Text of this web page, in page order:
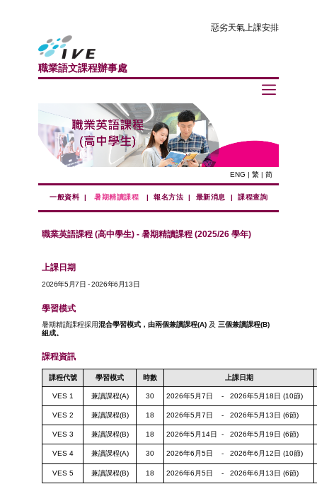
惡劣天氣上課安排
職業語文課程辦事處
ENG | 繁 | 简
一般資料 | 暑期精讀課程 | 報名方法 | 最新消息 | 課程查詢
職業英語課程 (高中學生) - 暑期精讀課程 (2025/26 學年)
上課日期
2026年5月7日 - 2026年6月13日
學習模式
暑期精讀課程採用混合學習模式，由兩個兼讀課程(A) 及 三個兼讀課程(B)
組成。
課程資訊
課程代號 學習模式 時數 上課日期
VES 1 兼讀課程(A) 30 2026年5月7日 - 2026年5月18日 (10節)
VES 2 兼讀課程(B) 18 2026年5月7日 - 2026年5月13日 (6節)
VES 3 兼讀課程(B) 18 2026年5月14日 - 2026年5月19日 (6節)
VES 4 兼讀課程(A) 30 2026年6月5日 - 2026年6月12日 (10節)
VES 5 兼讀課程(B) 18
2026年6月5日 - 2026年6月13日 (6節)